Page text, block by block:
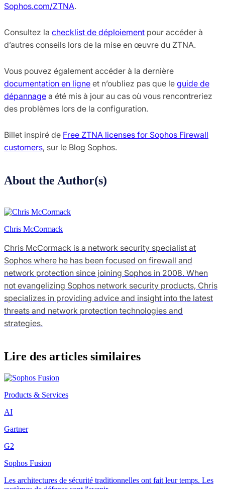
Sophos.com/ZTNA.
Consultez la checklist de déploiement pour accéder à
d’autres conseils lors de la mise en œuvre du ZTNA.
Vous pouvez également accéder à la dernière
documentation en ligne et n’oubliez pas que le guide de
dépannage a été mis à jour au cas où vous rencontreriez
des problèmes lors de la configuration.
Billet inspiré de Free ZTNA licenses for Sophos Firewall
customers, sur le Blog Sophos.
About the Author(s)
Chris McCormack
Chris McCormack is a network security specialist at
Sophos where he has been focused on firewall and
network protection since joining Sophos in 2008. When
not evangelizing Sophos network security products, Chris
specializes in providing advice and insight into the latest
threats and network protection technologies and
strategies.
Lire des articles similaires
Products & Services
AI
Gartner
G2
Sophos Fusion
Les architectures de sécurité traditionnelles ont fait leur temps. Les